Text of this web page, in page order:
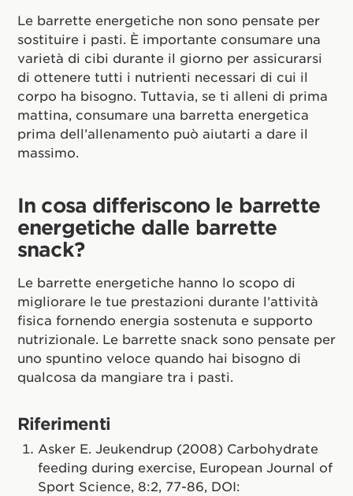
Le barrette energetiche non sono pensate per
sostituire i pasti. È importante consumare una
varietà di cibi durante il giorno per assicurarsi
di ottenere tutti i nutrienti necessari di cui il
corpo ha bisogno. Tuttavia, se ti alleni di prima
mattina, consumare una barretta energetica
prima dell’allenamento può aiutarti a dare il
massimo.
In cosa differiscono le barrette
energetiche dalle barrette
snack?
Le barrette energetiche hanno lo scopo di
migliorare le tue prestazioni durante l’attività
fisica fornendo energia sostenuta e supporto
nutrizionale. Le barrette snack sono pensate per
uno spuntino veloce quando hai bisogno di
qualcosa da mangiare tra i pasti.
Riferimenti
Asker E. Jeukendrup (2008) Carbohydrate
feeding during exercise, European Journal of
Sport Science, 8:2, 77-86, DOI: